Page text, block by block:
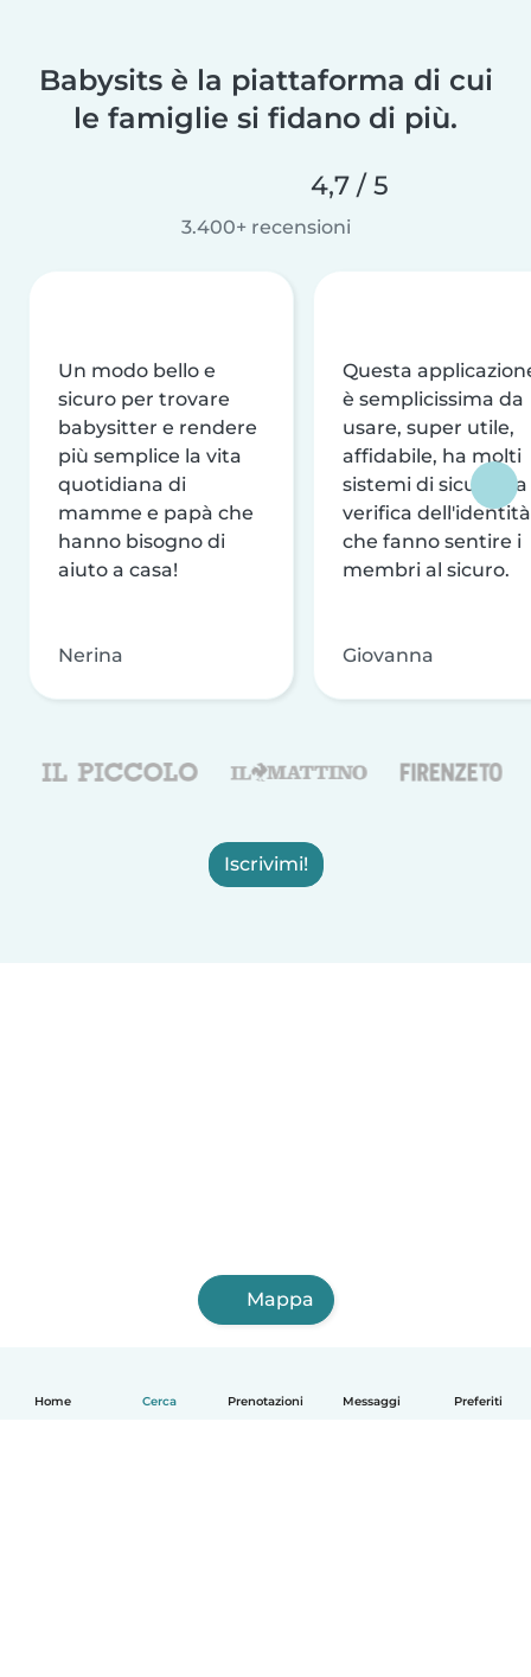
Home Cerca Prenotazioni Messaggi Preferiti
Babysits è la piattaforma di cui
le famiglie si fidano di più.
4,7 / 5
3.400+ recensioni
Un modo bello e
sicuro per trovare
babysitter e rendere
più semplice la vita
quotidiana di
mamme e papà che
hanno bisogno di
aiuto a casa!
Nerina
Questa
è semplicissima da
usare, super utile,
affidabile, ha molti
sistemi di sicurezza
verifica dell'identità
che fanno sentire i
membri al sicuro.
Giovanna
Iscrivimi!
Mappa